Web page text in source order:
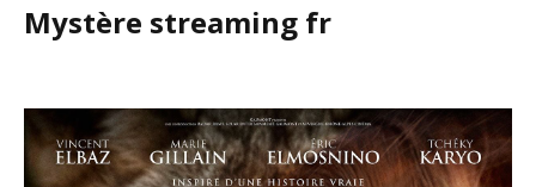
Mystère streaming fr